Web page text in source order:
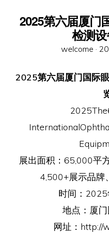
2025第六届厦门
检测
welcome ·
2025第六届厦门国际
展出面积：65,000平
4,500+展示品牌
时间：
地点：厦
网址：http://